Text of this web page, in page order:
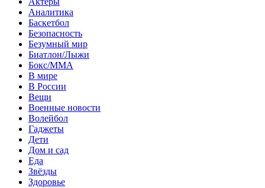
Аналитика
Баскетбол
Безопасность
Безумный мир
Биатлон/Лыжи
Бокс/MMA
В мире
В России
Вещи
Военные новости
Волейбол
Гаджеты
Дети
Дом и сад
Еда
Звёзды
Здоровье